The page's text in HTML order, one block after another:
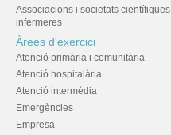
Associacions i societats científiques
infermeres
Àrees d'exercici
Atenció primària i comunitària
Atenció hospitalària
Atenció intermèdia
Emergències
Empresa